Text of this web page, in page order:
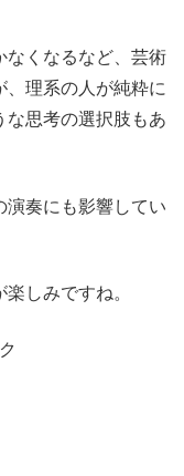
なくなるなど、芸術
、理系の人が純粋に
な思考の選択肢もあ
演奏にも影響してい
しみですね。